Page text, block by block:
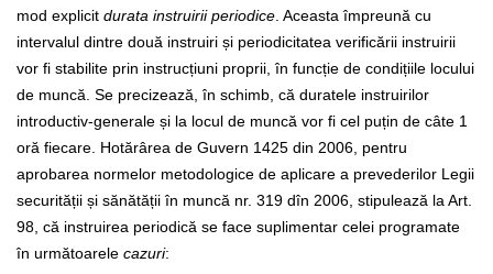
mod explicit durata instruirii periodice. Aceasta împreună cu
intervalul dintre două instruiri și periodicitatea verificării instruirii
vor fi stabilite prin instrucțiuni proprii, în funcție de condițiile locului
de muncă. Se precizează, în schimb, că duratele instruirilor
introductiv-generale și la locul de muncă vor fi cel puțin de câte 1
oră fiecare. Hotărârea de Guvern 1425 din 2006, pentru
aprobarea normelor metodologice de aplicare a prevederilor Legii
securității și sănătății în muncă nr. 319 dîn 2006, stipulează la Art.
98, că instruirea periodică se face suplimentar celei programate
în următoarele cazuri: